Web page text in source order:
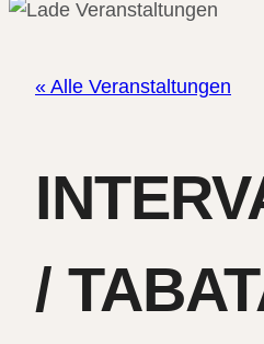
« Alle Veranstaltungen
/